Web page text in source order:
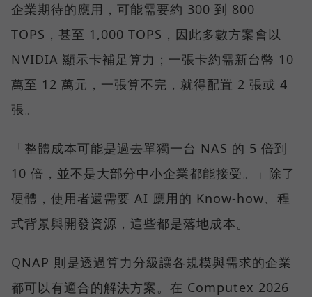
企業期待的應用，可能需要約 300 到 800
TOPS，甚至 1,000 TOPS，因此多數方案會以
NVIDIA 顯示卡補足算力；一張卡約需新台幣 10
萬至 12 萬元，一張算不完，就得配置 2 張或 4
張。
「整體成本可能是過去單獨一台 NAS 的 5 倍到
10 倍，並不是大部分中小企業都能接受。」除了
硬體，使用者還需要 AI 應用的 Know-how、程
式背景與開發資源，這些都是落地成本。
QNAP 則是透過算力分級讓各規模與需求的企業
都可以有適合的解決方案。在 Computex 2026